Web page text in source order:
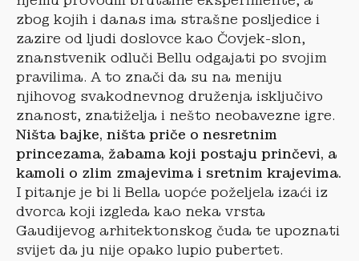
zbog kojih i danas ima strašne posljedice i
zazire od ljudi doslovce kao Čovjek-slon,
znanstvenik odluči Bellu odgajati po svojim
pravilima. A to znači da su na meniju
njihovog svakodnevnog druženja isključivo
znanost, znatiželja i nešto neobavezne igre.
Ništa bajke, ništa priče o nesretnim
princezama, žabama koji postaju prinčevi, a
kamoli o zlim zmajevima i sretnim krajevima.
I pitanje je bi li Bella uopće poželjela izaći iz
dvorca koji izgleda kao neka vrsta
Gaudijevog arhitektonskog čuda te upoznati
svijet da ju nije opako lupio pubertet.